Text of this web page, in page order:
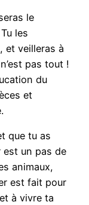
le
les
et veilleras à
pas tout !
du
et
que tu as
est un pas de
animaux,
est fait pour
à vivre ta